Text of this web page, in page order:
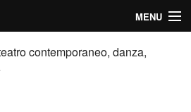
MENU
contemporaneo, danza,